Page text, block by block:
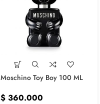
Moschino Toy Boy 100 ML
$ 360.000